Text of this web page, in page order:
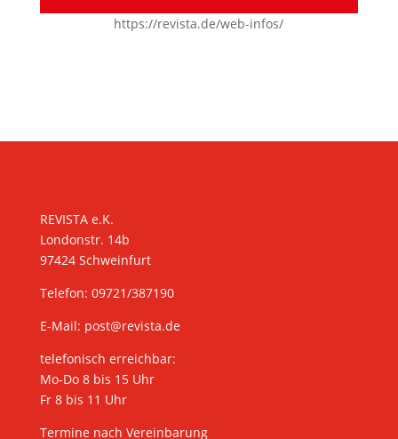
https://revista.de/web-infos/
REVISTA e.K.
Londonstr. 14b
97424 Schweinfurt
Telefon: 09721/387190
E-Mail: post@revista.de
telefonisch erreichbar:
Mo-Do 8 bis 15 Uhr
Fr 8 bis 11 Uhr
Termine nach Vereinbarung